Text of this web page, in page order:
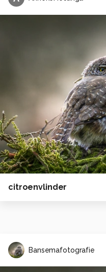
citroenvlinder
Bansemafotografie